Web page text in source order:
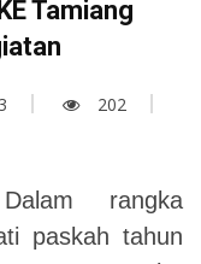
Tamiang
202
rangka
paskah tahun